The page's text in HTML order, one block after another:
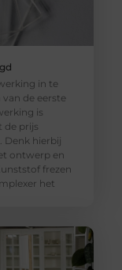
in te
van de eerste
is
de prijs
Denk hierbij
ontwerp en
frezen
het